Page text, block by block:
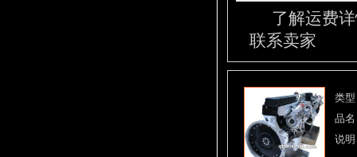
了解运费
联系卖家
类
品
说